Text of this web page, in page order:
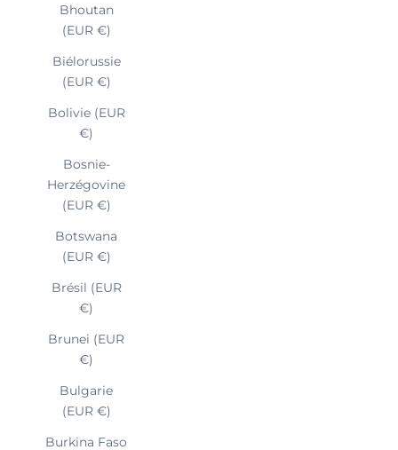
Bhoutan
(EUR €)
Biélorussie
(EUR €)
Bolivie (EUR
€)
Bosnie-
Herzégovine
(EUR €)
Botswana
(EUR €)
Brésil (EUR
€)
Brunei (EUR
€)
Bulgarie
(EUR €)
Burkina Faso